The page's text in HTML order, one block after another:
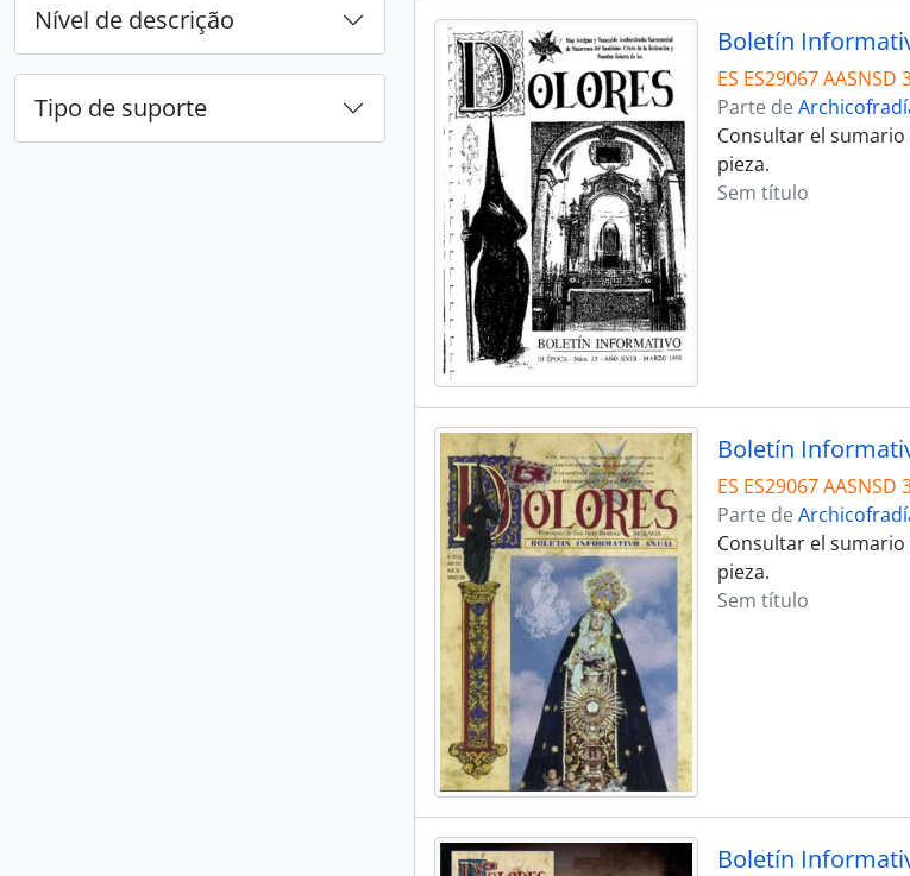
Nível de descrição
Tipo de suporte
Boletín
ES ES29067
Parte de
Consultar el
pieza.
Sem título
Boletín
ES ES29067
Parte de
Consultar el
pieza.
Sem título
Boletín